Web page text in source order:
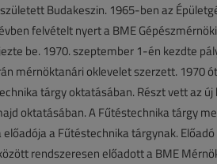
Budakeszin. 1965-ben az
felvételt nyert a BME
be. 1970. szeptember 1-én kezdte
mérnöktanári oklevelet szerzett. 1970
tárgy oktatásában. Részt vett az
oktatásában. A Fűtéstechnika tárgy
a Fűtéstechnika tárgynak.
rendszeresen előadott a BME